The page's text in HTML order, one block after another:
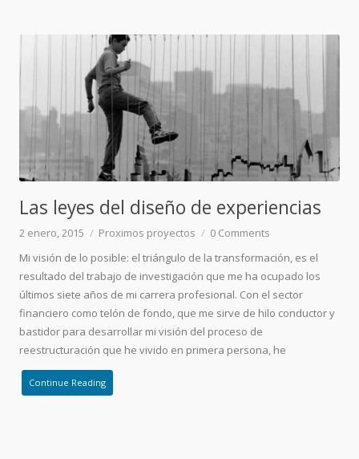
Las leyes del diseño de experiencias
2 enero, 2015 Proximos proyectos 0 Comments
Mi visión de lo posible: el triángulo de la transformación, es el
resultado del trabajo de investigación que me ha ocupado los
últimos siete años de mi carrera profesional. Con el sector
financiero como telón de fondo, que me sirve de hilo conductor y
bastidor para desarrollar mi visión del proceso de
reestructuración que he vivido en primera persona, he
Continue Reading